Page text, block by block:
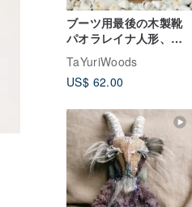
ブーツ用最後の木製靴
パオラレイナ人形、人
形靴用フォーム
TaYuriWoods
US$ 62.00